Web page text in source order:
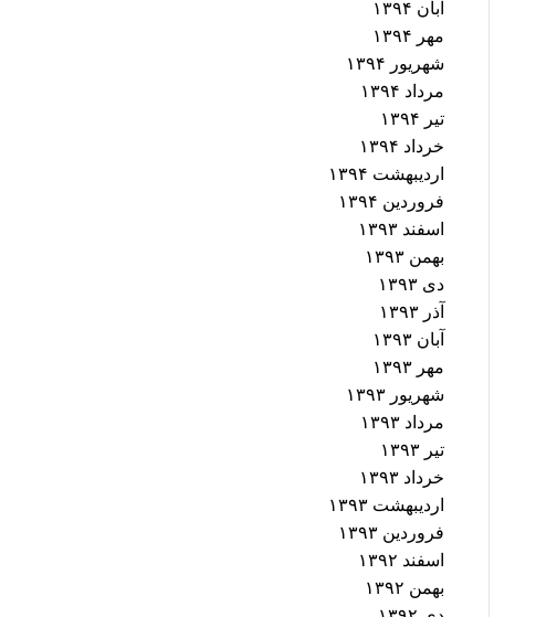
آبان ۱۳۹۴
مهر ۱۳۹۴
شهریور ۱۳۹۴
مرداد ۱۳۹۴
تیر ۱۳۹۴
خرداد ۱۳۹۴
اردیبهشت ۱۳۹۴
فروردین ۱۳۹۴
اسفند ۱۳۹۳
بهمن ۱۳۹۳
دی ۱۳۹۳
آذر ۱۳۹۳
آبان ۱۳۹۳
مهر ۱۳۹۳
شهریور ۱۳۹۳
مرداد ۱۳۹۳
تیر ۱۳۹۳
خرداد ۱۳۹۳
اردیبهشت ۱۳۹۳
فروردین ۱۳۹۳
اسفند ۱۳۹۲
بهمن ۱۳۹۲